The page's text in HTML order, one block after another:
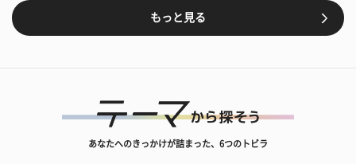
もっと見る
あなたへのきっかけが詰まった、6つのトビラ